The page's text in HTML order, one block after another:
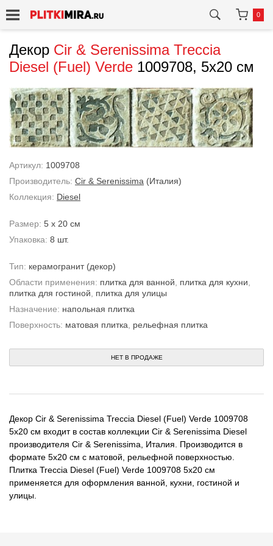
0
Декор Cir & Serenissima Treccia
Diesel (Fuel) Verde 1009708, 5x20 см
Артикул: 1009708
Производитель: Cir & Serenissima (Италия)
Коллекция: Diesel
Размер: 5 x 20 см
Упаковка: 8 шт.
Тип: керамогранит (декор)
Области применения: плитка для ванной плитка для кухни
плитка для гостиной
плитка для улицы
Назначение: напольная плитка
Поверхность: матовая плитка рельефная плитка
НЕТ В ПРОДАЖЕ
Декор Cir & Serenissima Treccia Diesel (Fuel) Verde 1009708
5x20 см входит в состав коллекции Cir & Serenissima Diesel
производителя Cir & Serenissima, Италия. Производится в
формате 5x20 см с матовой, рельефной поверхностью.
Плитка Treccia Diesel (Fuel) Verde 1009708 5x20 см
применяется для оформления ванной, кухни, гостиной и
улицы.